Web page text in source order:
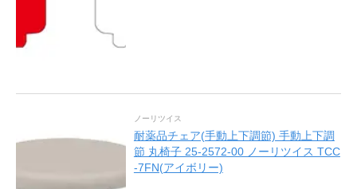
ノーリツイス
耐薬品チェア(手動上下調節) 手動上下調
節 丸椅子 25-2572-00 ノーリツイス TCC
-7FN(アイボリー)